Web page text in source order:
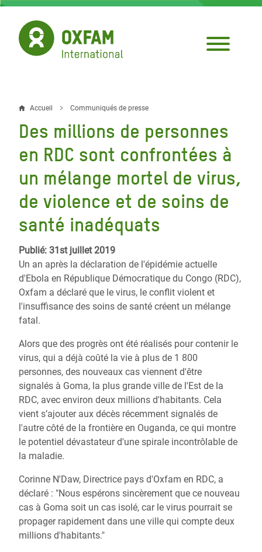
Aller
contenu
principal
Fil
d'Ariane
Accueil Communiqués de presse
Des millions de personnes
en RDC sont confrontées à
un mélange mortel de virus,
de violence et de soins de
santé inadéquats
Publié: 31st juillet 2019
Un an après la déclaration de l'épidémie actuelle
d'Ebola en République Démocratique du Congo (RDC),
Oxfam a déclaré que le virus, le conflit violent et
l'insuffisance des soins de santé créent un mélange
fatal.
Alors que des progrès ont été réalisés pour contenir le
virus, qui a déjà coûté la vie à plus de 1 800
personnes, des nouveaux cas viennent d'être
signalés à Goma, la plus grande ville de l'Est de la
RDC, avec environ deux millions d'habitants. Cela
vient s’ajouter aux décès récemment signalés de
l'autre côté de la frontière en Ouganda, ce qui montre
le potentiel dévastateur d'une spirale incontrôlable de
la maladie.
Corinne N'Daw, Directrice pays d'Oxfam en RDC, a
déclaré : "Nous espérons sincèrement que ce nouveau
cas à Goma soit un cas isolé, car le virus pourrait se
propager rapidement dans une ville qui compte deux
millions d'habitants."